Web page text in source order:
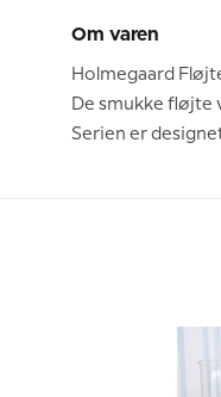
Om varen
Holmegaard
De smukke fløjte
Serien er